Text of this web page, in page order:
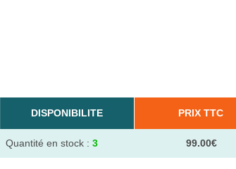
DISPONIBILITE PRIX TTC
Quantité en stock : 3 99.00€